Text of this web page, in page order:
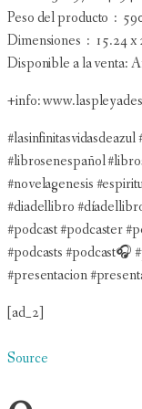
Peso del
Dimensiones
Disponible a la venta:
+info:
#librosenespañol
#novelagenesis
#diadellibro
#podcast #podcaster
#podcasts #podcast🎧
#presentacion
[ad_2]
Source